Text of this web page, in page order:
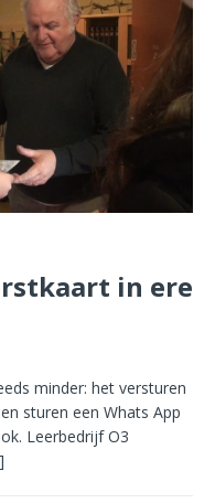
in ere
minder: het versturen
sturen een Whats App
Leerbedrijf O3